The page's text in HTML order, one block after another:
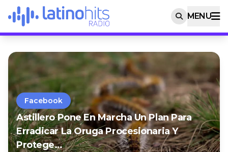
MENU
Facebook
Astillero Pone En Marcha Un Plan Para
Erradicar La Oruga Procesionaria Y
Protege…